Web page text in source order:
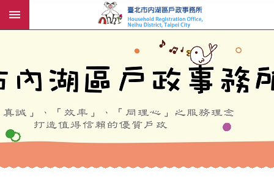
跳到主要內容區塊